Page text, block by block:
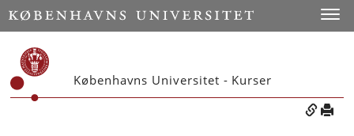
Københavns Universitet - Kurser